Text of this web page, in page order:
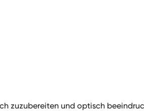
zuzubereiten und optisch